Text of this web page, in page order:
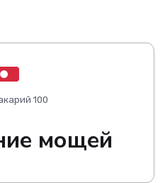
100
мощей